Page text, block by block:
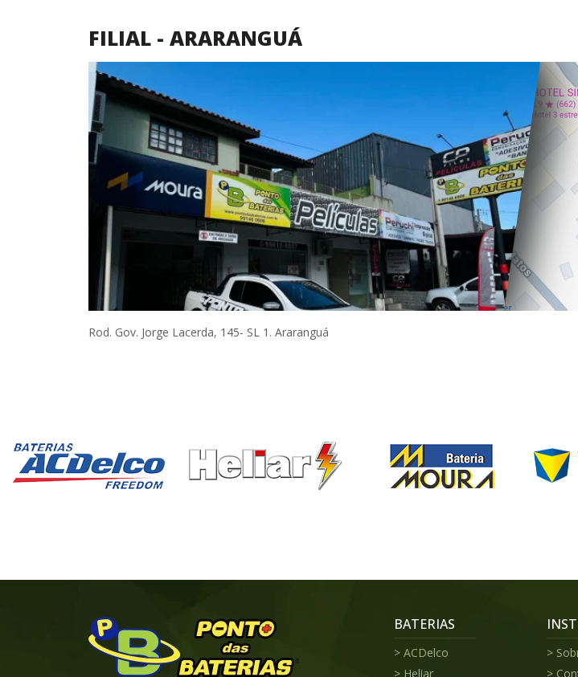
FILIAL - ARARANGUÁ
Rod. Gov. Jorge Lacerda, 145- SL 1. Araranguá
BATERIAS
ACDelco
Heliar